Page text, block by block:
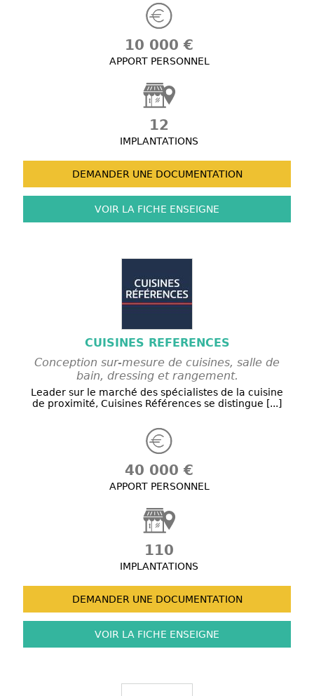
10 000 €
APPORT PERSONNEL
12
IMPLANTATIONS
DEMANDER UNE DOCUMENTATION
VOIR LA FICHE ENSEIGNE
CUISINES REFERENCES
Conception sur-mesure de cuisines, salle de
bain, dressing et rangement.
Leader sur le marché des spécialistes de la cuisine
de proximité, Cuisines Références se distingue [...]
40 000 €
APPORT PERSONNEL
110
IMPLANTATIONS
DEMANDER UNE DOCUMENTATION
VOIR LA FICHE ENSEIGNE